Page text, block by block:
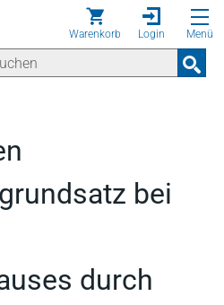
Warenkorb Login Menü
bei
durch